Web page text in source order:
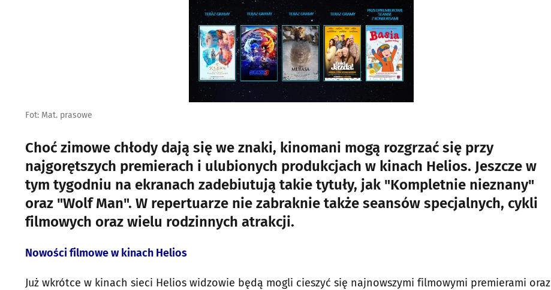
Fot: Mat. prasowe
Choć zimowe chłody dają się we znaki, kinomani mogą rozgrzać się przy
najgorętszych premierach i ulubionych produkcjach w kinach Helios. Jeszcze w
tym tygodniu na ekranach zadebiutują takie tytuły, jak "Kompletnie nieznany"
oraz "Wolf Man". W repertuarze nie zabraknie także seansów specjalnych, cykli
filmowych oraz wielu rodzinnych atrakcji.
Nowości filmowe w kinach Helios
Już wkrótce w kinach sieci Helios widzowie będą mogli cieszyć się najnowszymi filmowymi premierami oraz